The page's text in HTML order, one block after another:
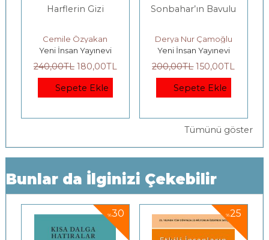
Harflerin Gizi
Cemile Özyakan
Yeni İnsan Yayınevi
240,00TL 180,00TL
Sepete Ekle
Sonbahar’ın Bavulu
Derya Nur Çamoğlu
Yeni İnsan Yayınevi
200,00TL 150,00TL
Sepete Ekle
Tümünü göster
Bunlar da İlginizi Çekebilir
%30 %25